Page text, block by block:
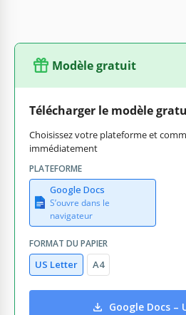
Modèle gratuit
Télécharger le modèle
Choisissez votre plateforme et
immédiatement
PLATEFORME
Google Docs
S’ouvre dans le
navigateur
FORMAT DU PAPIER
US Letter A4
Google Docs –